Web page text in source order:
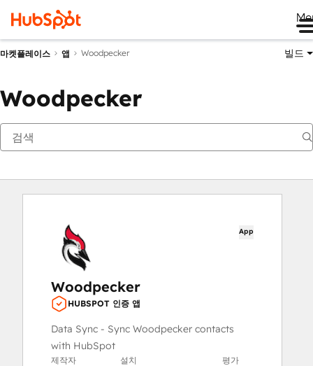
마켓플레이스 앱 Woodpecker 빌드
Woodpecker
App
Woodpecker
HUBSPOT 인증 앱
Data Sync - Sync Woodpecker contacts
with HubSpot
제작자 설치 평가